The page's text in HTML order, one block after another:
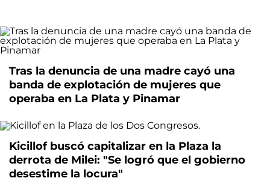
Tras la denuncia de una madre cayó una
banda de explotación de mujeres que
operaba en La Plata y Pinamar
Kicillof buscó capitalizar en la Plaza la
derrota de Milei: "Se logró que el gobierno
desestime la locura"